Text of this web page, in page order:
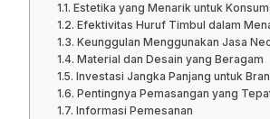
Estetika yang Menarik untuk
Efektivitas Huruf Timbul dalam
Keunggulan Menggunakan Jasa
Material dan Desain yang Beragam
Investasi Jangka Panjang untuk
Pentingnya Pemasangan yang
Informasi Pemesanan